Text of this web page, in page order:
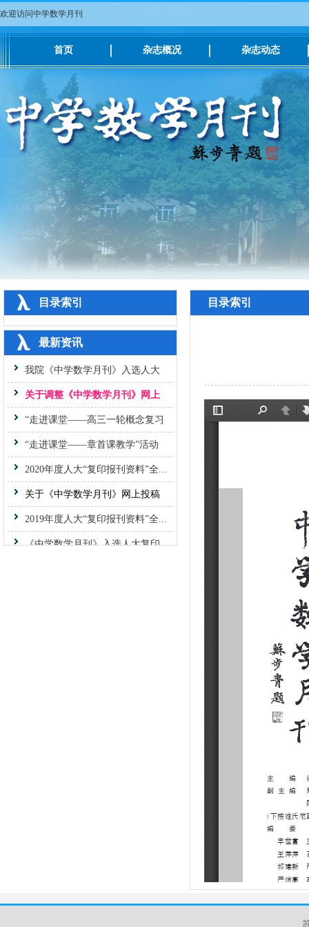
欢迎访问中学数学月刊
首页 杂志概况 杂志动态
目录索引
最新资讯
我院《中学数学月刊》入选人大
复...
关于调整《中学数学月刊》网上
投...
“走进课堂——高三一轮概念复习
课...
“走进课堂——章首课教学”活动
纪...
2020年度人大“复印报刊资料”全...
关于《中学数学月刊》网上投稿
系...
2019年度人大“复印报刊资料”全...
《中学数学月刊》入选人大复印
目录索引